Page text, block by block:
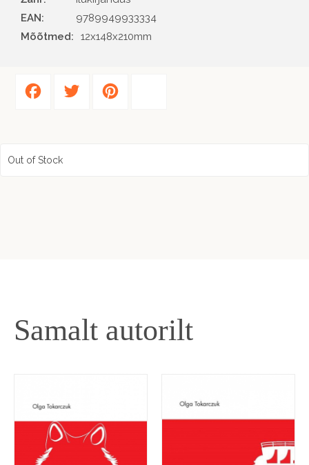
EAN
9789949933334
Mõõtmed:
12x148x210mm
Samalt autorilt